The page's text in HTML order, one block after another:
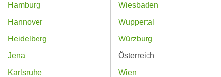
Hamburg
Hannover
Heidelberg
Jena
Karlsruhe
Wiesbaden
Wuppertal
Würzburg
Österreich
Wien